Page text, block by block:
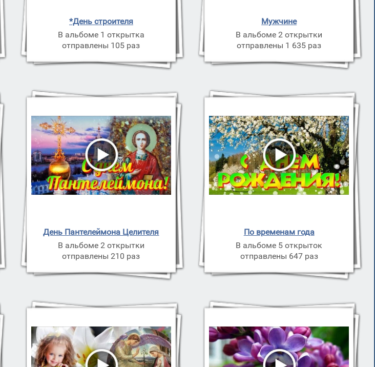
*День строителя
В альбоме 1 открытка
отправлены 105 раз
Мужчине
В альбоме 2 открытки
отправлены 1 635 раз
День Пантелеймона Целителя
В альбоме 2 открытки
отправлены 210 раз
По временам года
В альбоме 5 открыток
отправлены 647 раз